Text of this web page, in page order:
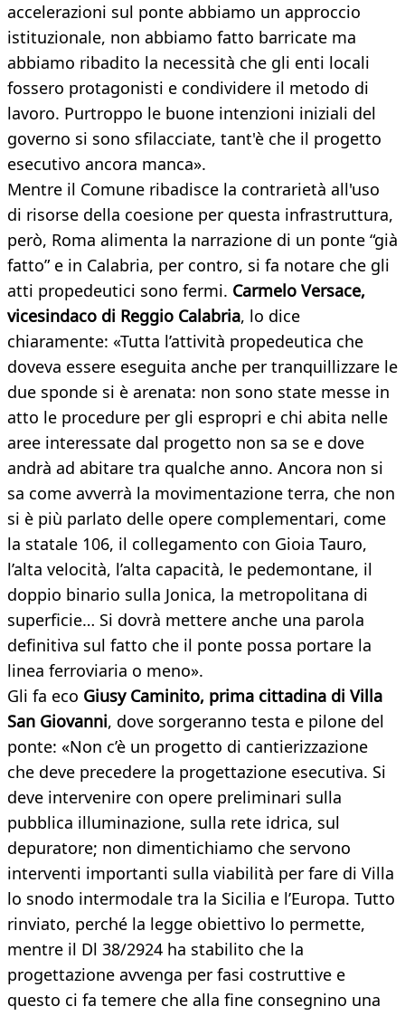
accelerazioni sul ponte abbiamo un approccio
istituzionale, non abbiamo fatto barricate ma
abbiamo ribadito la necessità che gli enti locali
fossero protagonisti e condividere il metodo di
lavoro. Purtroppo le buone intenzioni iniziali del
governo si sono sfilacciate, tant'è che il progetto
esecutivo ancora manca».
Mentre il Comune ribadisce la contrarietà all'uso
di risorse della coesione per questa infrastruttura,
però, Roma alimenta la narrazione di un ponte “già
fatto” e in Calabria, per contro, si fa notare che gli
atti propedeutici sono fermi. Carmelo Versace,
vicesindaco di Reggio Calabria, lo dice
chiaramente: «Tutta l’attività propedeutica che
doveva essere eseguita anche per tranquillizzare le
due sponde si è arenata: non sono state messe in
atto le procedure per gli espropri e chi abita nelle
aree interessate dal progetto non sa se e dove
andrà ad abitare tra qualche anno. Ancora non si
sa come avverrà la movimentazione terra, che non
si è più parlato delle opere complementari, come
la statale 106, il collegamento con Gioia Tauro,
l’alta velocità, l’alta capacità, le pedemontane, il
doppio binario sulla Jonica, la metropolitana di
superficie… Si dovrà mettere anche una parola
definitiva sul fatto che il ponte possa portare la
linea ferroviaria o meno».
Gli fa eco Giusy Caminito, prima cittadina di Villa
San Giovanni, dove sorgeranno testa e pilone del
ponte: «Non c’è un progetto di cantierizzazione
che deve precedere la progettazione esecutiva. Si
deve intervenire con opere preliminari sulla
pubblica illuminazione, sulla rete idrica, sul
depuratore; non dimentichiamo che servono
interventi importanti sulla viabilità per fare di Villa
lo snodo intermodale tra la Sicilia e l’Europa. Tutto
rinviato, perché la legge obiettivo lo permette,
mentre il Dl 38/2924 ha stabilito che la
progettazione avvenga per fasi costruttive e
questo ci fa temere che alla fine consegnino una